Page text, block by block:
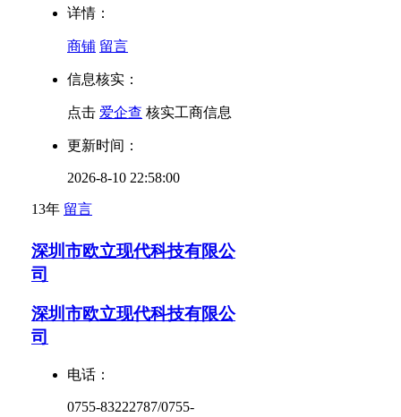
详情：
商铺 留言
信息核实：
点击 爱企查 核实工商信息
更新时间：
2026-8-10 22:58:00
13年 留言
深圳市欧立现代科技有限公
司
深圳市欧立现代科技有限公
司
电话：
0755-83222787/0755-